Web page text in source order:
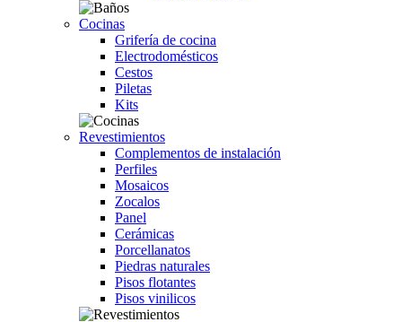
Cocinas
Grifería de cocina
Electrodomésticos
Cestos
Piletas
Kits
Revestimientos
Complementos de instalación
Perfiles
Mosaicos
Zocalos
Panel
Cerámicas
Porcellanatos
Piedras naturales
Pisos flotantes
Pisos vinilicos